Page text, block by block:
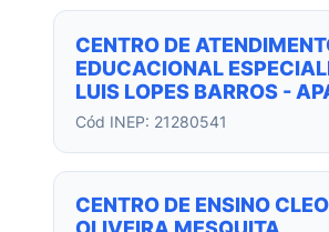
CENTRO DE
EDUCACIONAL
LUIS LOPES BARROS -
Cód INEP: 21280541
CENTRO DE ENSINO